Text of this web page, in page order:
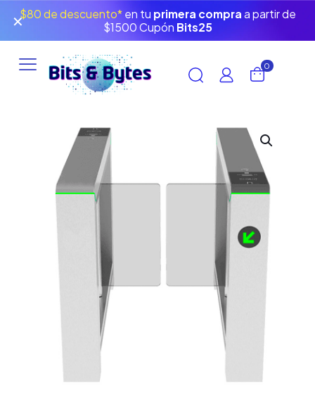
$80 de descuento*en tu primera compra a partir de
$1500 Cupón Bits25
✕
0